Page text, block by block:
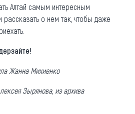
Алтай самым интересным
рассказать о нем так, чтобы даже
Жанна Михиенко
Зырянова, из архива